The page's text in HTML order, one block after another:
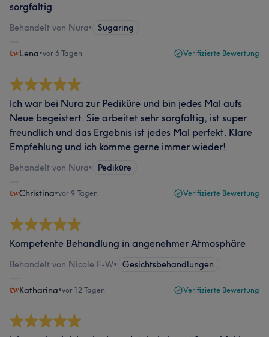
sorgfältig
Behandelt von Nura• Sugaring
Lena•vor 6 Tagen Verifizierte Bewertung
Ich war bei Nura zur Pediküre und bin jedes Mal aufs
Neue begeistert. Sie arbeitet sehr sorgfältig, ist super
freundlich und das Ergebnis ist jedes Mal perfekt. Klare
Empfehlung und ich komme gerne immer wieder!
Behandelt von Nura• Pediküre
Christina•vor 9 Tagen Verifizierte Bewertung
Kompetente Behandlung in angenehmer Atmosphäre
Behandelt von Nicole F-W• Gesichtsbehandlungen
Katharina•vor 12 Tagen Verifizierte Bewertung